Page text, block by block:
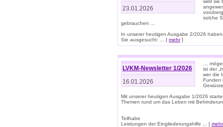
23.01.2026
wird sie
solche
gebrauchen ...
In unserer heutigen Ausgabe 2/2026
Sie ausgesucht: ... [ mehr]
LVKM-Newsletter 1/2026
16.01.2026
…
ist der
wer die
Funden
Mit unserer heutigen Ausgabe 1/2026
Themen rund um das Leben mit
Teilhabe
Leistungen der Eingliederungshilfe ... [ mehr